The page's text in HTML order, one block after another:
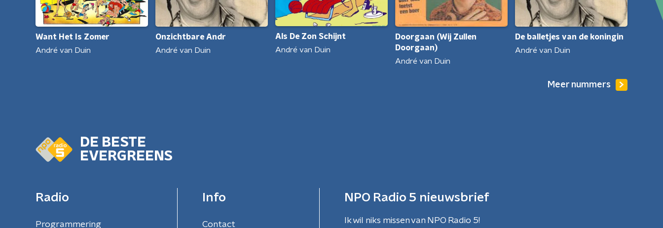
Want Het Is Zomer
André van Duin
Onzichtbare Andr
André van Duin
Als De Zon Schijnt
André van Duin
Doorgaan (Wij Zullen
Doorgaan)
André van Duin
De balletjes van de koningin
André van Duin
Meer nummers
DE BESTE
EVERGREENS
Radio
Programmering
Info
Contact
NPO Radio 5 nieuwsbrief
Ik wil niks missen van NPO Radio 5!